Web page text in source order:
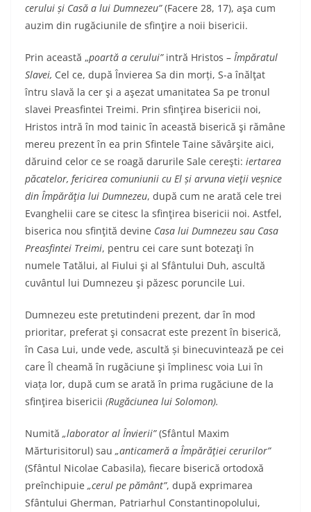
cerului și Casă a lui Dumnezeu”(Facere 28, 17), aşa cum
auzim din rugăciunile de sfinţire a noii bisericii.
Prin această „poartă a cerului”intră Hristos – Împăratul
Slavei, Cel ce, după Învierea Sa din morți, S-a înălţat
întru slavă la cer şi a aşezat umanitatea Sa pe tronul
slavei Preasfintei Treimi. Prin sfinţirea bisericii noi,
Hristos intră în mod tainic în această biserică şi rămâne
mereu prezent în ea prin Sfintele Taine săvârşite aici,
dăruind celor ce se roagă darurile Sale cereşti: iertarea
păcatelor, fericirea comuniunii cu El și arvuna vieţii veșnice
din Împărăţia lui Dumnezeu, după cum ne arată cele trei
Evanghelii care se citesc la sfinţirea bisericii noi. Astfel,
biserica nou sfinţită devine Casa lui Dumnezeu sau Casa
Preasfintei Treimi, pentru cei care sunt botezaţi în
numele Tatălui, al Fiului şi al Sfântului Duh, ascultă
cuvântul lui Dumnezeu şi păzesc poruncile Lui.
Dumnezeu este pretutindeni prezent, dar în mod
prioritar, preferat şi consacrat este prezent în biserică,
în Casa Lui, unde vede, ascultă și binecuvintează pe cei
care Îl cheamă în rugăciune şi împlinesc voia Lui în
viața lor, după cum se arată în prima rugăciune de la
sfinţirea bisericii (Rugăciunea lui Solomon).
Numită „laborator al Învierii”(Sfântul Maxim
Mărturisitorul) sau „anticameră a Împărăţiei cerurilor”
(Sfântul Nicolae Cabasila), fiecare biserică ortodoxă
preînchipuie „cerul pe pământ”, după exprimarea
Sfântului Gherman, Patriarhul Constantinopolului,